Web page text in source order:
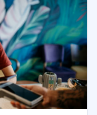
há 1 semana
qualquer
de cartão